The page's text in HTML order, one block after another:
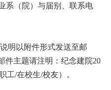
系（院）与届别、联系电
明以附件形式发送至邮
件主题请注明：纪念建院20
工/在校生/校友）。